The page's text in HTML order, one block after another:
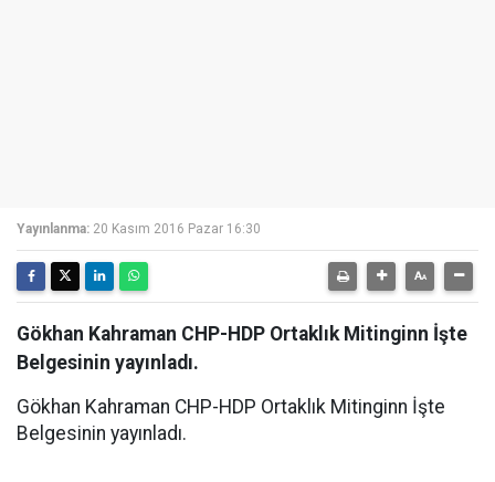
Yayınlanma: 20 Kasım 2016 Pazar 16:30
Gökhan Kahraman CHP-HDP Ortaklık Mitinginn İşte
Belgesinin yayınladı.
Gökhan Kahraman CHP-HDP Ortaklık Mitinginn İşte
Belgesinin yayınladı.